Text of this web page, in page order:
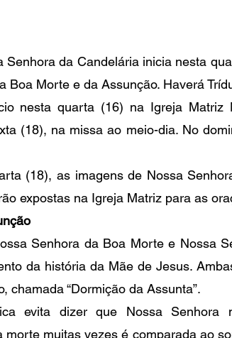
Senhora da Candelária inicia nesta
Boa Morte e da Assunção. Haverá
nesta quarta (16) na Igreja Matriz
(18), na missa ao meio-dia. No
(18), as imagens de Nossa
expostas na Igreja Matriz para as
Senhora da Boa Morte e Nossa
da história da Mãe de Jesus.
chamada “Dormição da Assunta”.
evita dizer que Nossa Senhora
morte muitas vezes é comparada ao